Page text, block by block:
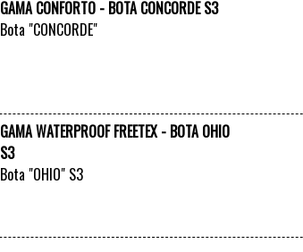
GAMA CONFORTO - BOTA CONCORDE S3
Bota "CONCORDE"
GAMA WATERPROOF FREETEX - BOTA OHIO
S3
Bota "OHIO" S3